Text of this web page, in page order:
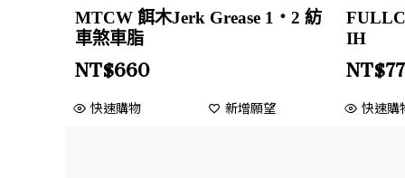
MTCW 餌木Jerk Grease 1・2 紡
車煞車脂
NT$660
快速購物 新增願望
IH
NT$
快速購